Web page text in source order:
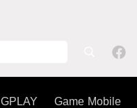
GPLAY Game Mobile